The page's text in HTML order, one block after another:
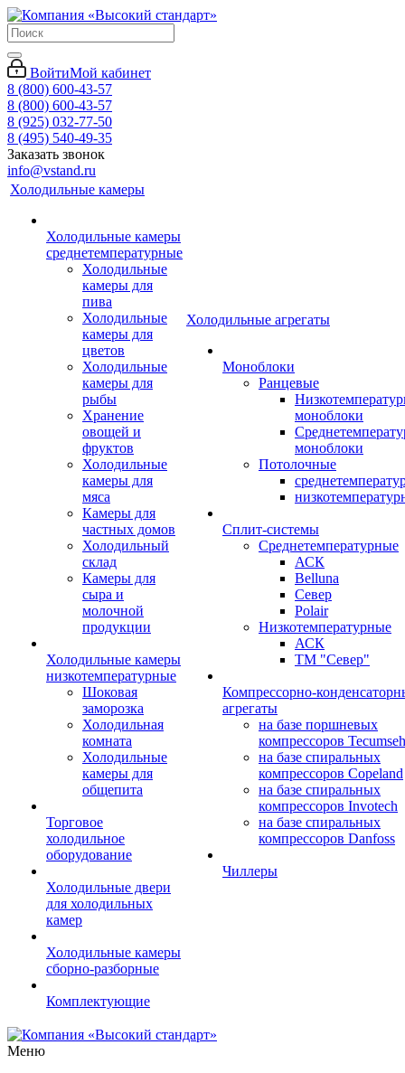
ВойтиМой кабинет
8 (800) 600-43-57
8 (800) 600-43-57
8 (925) 032-77-50
8 (495) 540-49-35
Заказать звонок
info@vstand.ru
Холодильные камеры
Холодильные камеры
среднетемпературные
Холодильные
камеры для
пива
Холодильные
камеры для
цветов
Холодильные
камеры для
рыбы
Хранение
овощей и
фруктов
Холодильные
камеры для
мяса
Камеры для
частных домов
Холодильный
склад
Камеры для
сыра и
молочной
продукции
Холодильные камеры
низкотемпературные
Шоковая
заморозка
Холодильная
комната
Холодильные
камеры для
общепита
Торговое
холодильное
оборудование
Холодильные двери
для холодильных
камер
Холодильные камеры
сборно-разборные
Комплектующие
Холодильные агрегаты
Моноблоки
Ранцевые
моноблоки
моноблоки
Потолочные
Сплит-системы
Среднетемпературные
АСК
Belluna
Север
Polair
Низкотемпературные
АСК
ТМ "Север"
Компрессорно-
агрегаты
на базе поршневых
компрессоров Tecumseh
на базе спиральных
компрессоров Copeland
на базе спиральных
компрессоров Invotech
на базе спиральных
компрессоров Danfoss
Чиллеры
Меню